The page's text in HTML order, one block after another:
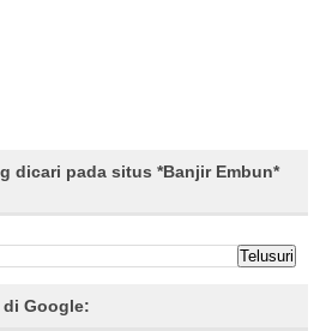
dicari pada situs *Banjir Embun*
Google: